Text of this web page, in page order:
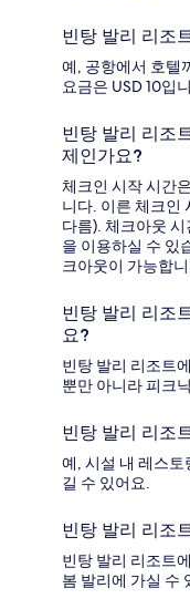
빈탕 발리 리조
예, 공항에서 호텔
요금은 USD 10입
빈탕 발리 리조
제인가요?
체크인 시작 시간
니다. 이른 체크인
다름). 체크아웃
을 이용하실 수 있
크아웃이 가능합
빈탕 발리 리조
요?
빈탕 발리 리조트
뿐만 아니라 피크
빈탕 발리 리조
예, 시설 내 레스
길 수 있어요.
빈탕 발리 리조
빈탕 발리 리조트
봄 발리에 가실 수